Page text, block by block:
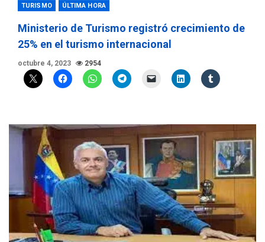
TURISMO ÚLTIMA HORA
Ministerio de Turismo registró crecimiento de
25% en el turismo internacional
octubre 4, 2023 2954